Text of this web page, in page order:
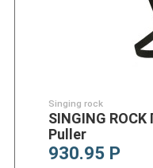
Singing rock
SINGING
Puller
930.95 Р